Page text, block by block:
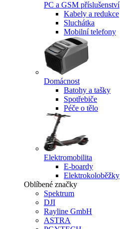
PC a GSM příslušenství
Kabely a redukce
Sluchátka
Mobilní telefony
Domácnost
Batohy a tašky
Spotřebiče
Péče o tělo
Elektromobilita
E-boardy
Elektrokoloběžky
Oblíbené značky
Spektrum
DJI
Rayline GmbH
ASTRA